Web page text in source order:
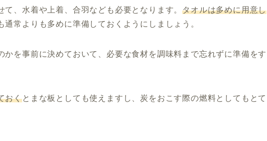
て、水着や上着、合羽なども必要となります。タオルは多めに用意し
通常よりも多めに準備しておくようにしましょう。
かを事前に決めておいて、必要な食材を調味料まで忘れずに準備をす
おくとまな板としても使えますし、炭をおこす際の燃料としてもとて